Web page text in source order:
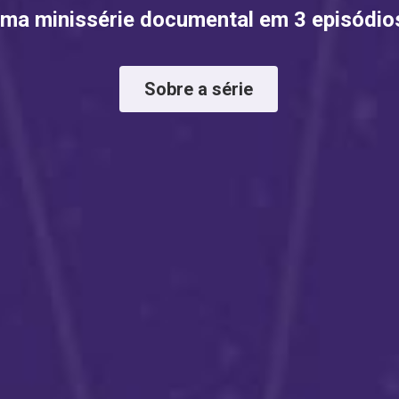
minissérie documental em 3
Sobre a série